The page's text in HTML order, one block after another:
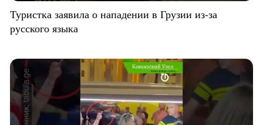
Туристка заявила о нападении в Грузии из-за
русского языка